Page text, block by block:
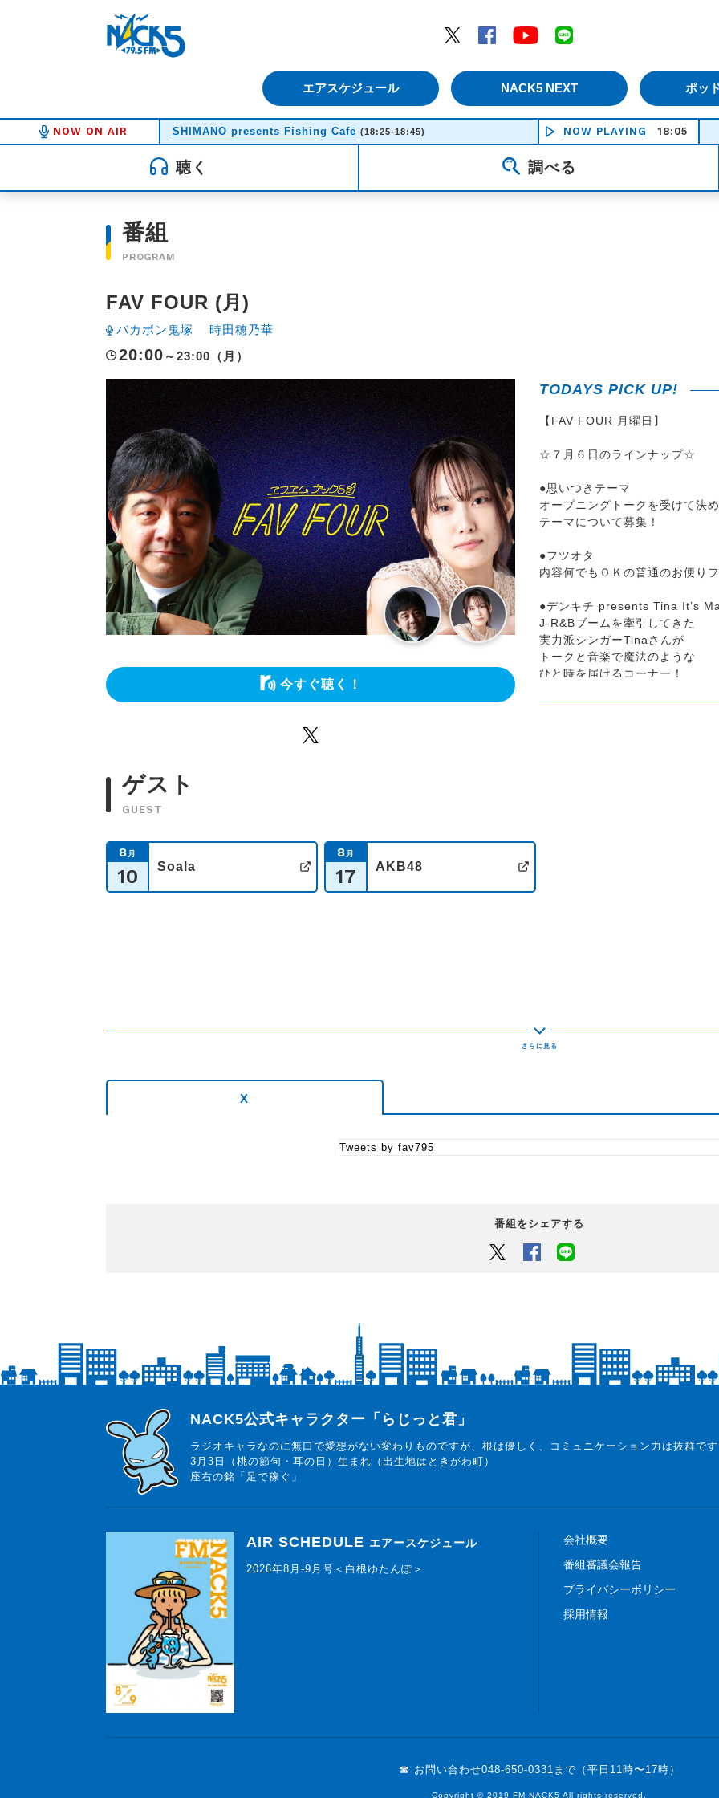
Twitter
Facebook YouTube
エアスケジュール NACK5 NEXT ポッ
NOW ON AIR SHIMANO presents Fishing Cafē (18:25-18:45) NOW PLAYING 18:05
聴く 調べる
番組
PROGRAM
FAV FOUR (月)
バカボン鬼塚 時田穂乃華
20:00 ～23:00（月）
今すぐ聴く！
TODAYS PICK UP!
【FAV FOUR 月曜日】
☆７月６日のラインナップ☆
●思いつきテーマ
オープニングトークを受けて決
テーマについて募集！
●フツオタ
内容何でもＯＫの普通のお便りフ
●デンキチ presents Tina It’s
J-R&Bブームを牽引してきた
実⼒派シンガーTinaさんが
トークと音楽で魔法のような
ひと時を届けるコーナー！
◆番組Xアカウントは【@fav795
ハッシュタグ【#fav795】を付
番組紹介
オトナの「好き」を集めて、オ
そんな「大人」層をメインターゲ
「ポジティブ」「笑顔」を世の
と日本が元気になるプログラム！
ゲスト
GUEST
8 月
10
Soala
公式サイト
8 月
17
AKB48
X
Tweets by fav795
番組をシェアする
Twitter Facebook
らじっと君
NACK5公式キャラクター「らじっと君」
ラジオキャラなのに無口で愛想がない変わりものですが、根は優しく、コミュニケーション力は抜群です
3月3日（桃の節句・耳の日）生まれ（出生地はときがわ町）
座右の銘「足で稼ぐ」
AIR SCHEDULE エアースケジュール
2026年8月-9月号＜白根ゆたんぽ＞
会社概要
番組審議会報告
プライバシーポリシー
採用情報
☎ お問い合わせ048-650-0331まで（平日11時〜17時）
Copyright © 2019 FM NACK5 All rights reserved.